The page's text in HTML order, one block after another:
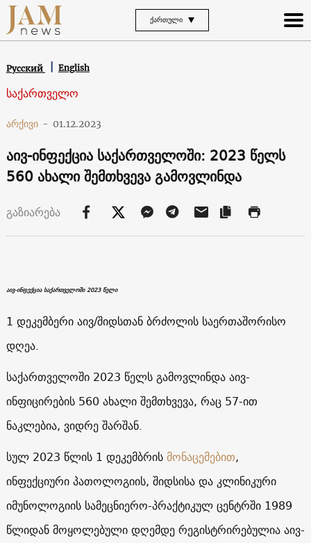
ᲥᲐᲠᲗᲣᲚᲘ
Русский English
საქართველო
არქივი - 01.12.2023
აივ-ინფექცია საქართველოში: 2023 წელს
560 ახალი შემთხვევა გამოვლინდა
გაზიარება
აივ-ინფექცია საქართველოში 2023 წელი
1 დეკემბერი აივ/შიდსთან ბრძოლის საერთაშორისო
დღეა.
საქართველოში 2023 წელს გამოვლინდა აივ-
ინფიცირების 560 ახალი შემთხვევა, რაც 57-ით
ნაკლებია, ვიდრე შარშან.
სულ 2023 წლის 1 დეკემბრისმონაცემებით,
ინფექციური პათოლოგიის, შიდსისა და კლინიკური
იმუნოლოგიის სამეცნიერო-პრაქტიკულ ცენტრში 1989
წლიდან მოყოლებული დღემდე რეგისტრირებულია აივ-